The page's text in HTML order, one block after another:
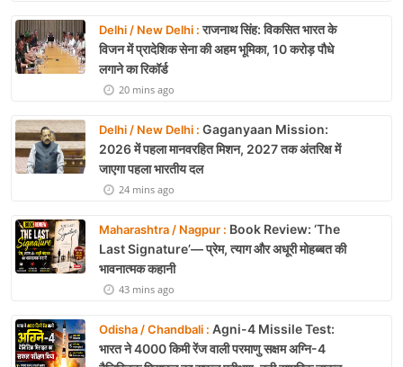
Delhi / New Delhi :राजनाथ सिंह: विकसित भारत के
विजन में प्रादेशिक सेना की अहम भूमिका, 10 करोड़ पौधे
लगाने का रिकॉर्ड
20 mins ago
Delhi / New Delhi : Gaganyaan Mission:
2026 में पहला मानवरहित मिशन, 2027 तक अंतरिक्ष में
जाएगा पहला भारतीय दल
24 mins ago
Maharashtra / Nagpur : Book Review: ‘The
Last Signature’— प्रेम, त्याग और अधूरी मोहब्बत की
भावनात्मक कहानी
43 mins ago
Odisha / Chandbali : Agni-4 Missile Test:
भारत ने 4000 किमी रेंज वाली परमाणु सक्षम अग्नि-4